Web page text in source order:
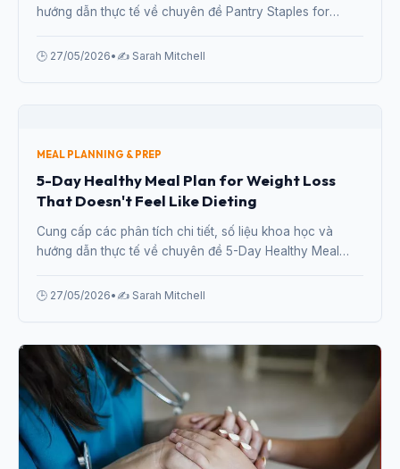
hướng dẫn thực tế về chuyên đề Pantry Staples for
chuyên gia.
🕒 27/05/2026• ✍️ Sarah Mitchell
5-Day Healthy Meal Plan for Weight Loss
That Doesn't Feel Like Dieting
Cung cấp các phân tích chi tiết, số liệu khoa học và
hướng dẫn thực tế về chuyên đề 5-Day Healthy Meal
Plan for Weight Loss That Doesn't Feel Like Dieting từ